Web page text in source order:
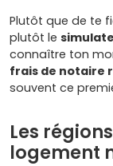
Plutôt que de te
plutôt le
connaître ton
frais de notaire
souvent ce
Les
logement